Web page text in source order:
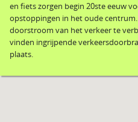
en fiets zorgen begin 20ste eeuw
opstoppingen in het oude
doorstroom van het verkeer te
vinden ingrijpende
plaats.